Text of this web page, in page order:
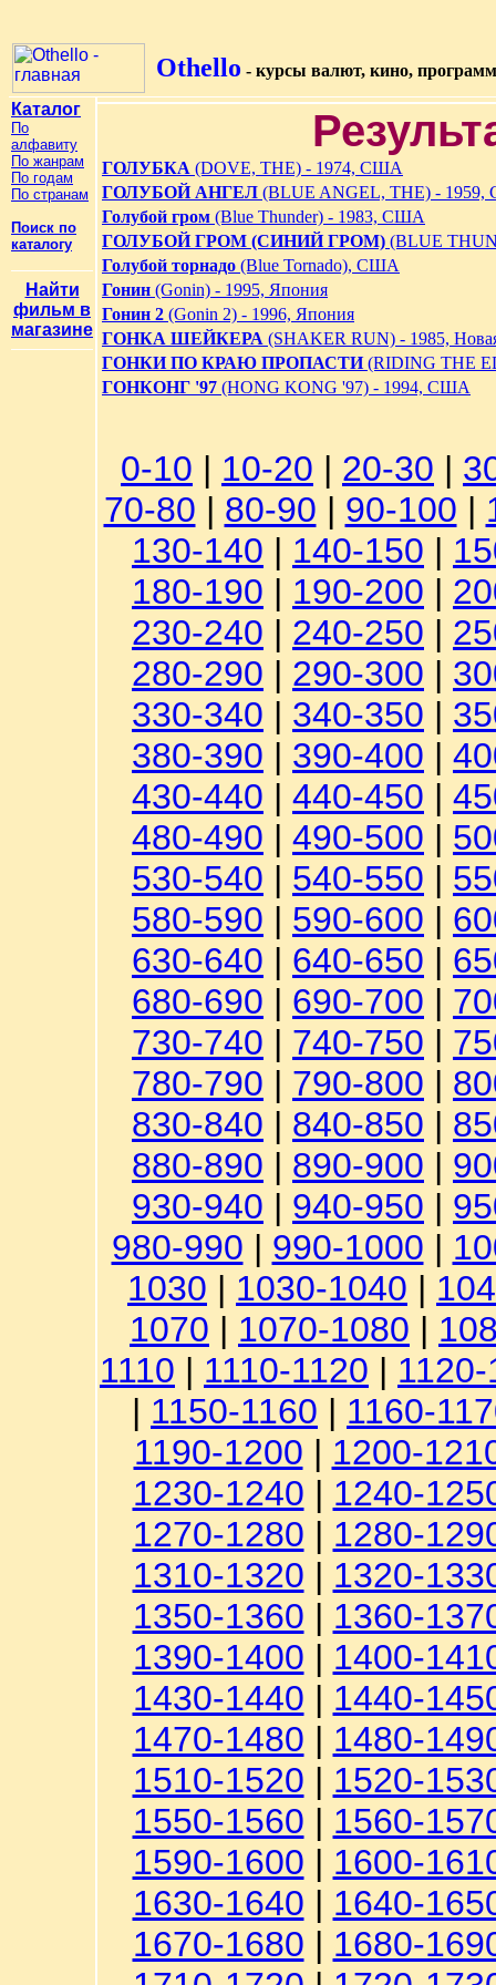
Othello - курсы валют, кино,
Каталог
По
алфавиту
По жанрам
По годам
По странам
Поиск по
каталогу
Найти
фильм в
магазине
ГОЛУБКА (DOVE, THE) - 1974, США
ГОЛУБОЙ АНГЕЛ (BLUE ANGEL, THE) -
Голубой гром (Blue Thunder) - 1983, США
ГОЛУБОЙ ГРОМ (СИНИЙ ГРОМ) (BLUE
Голубой торнадо (Blue Tornado), США
Гонин (Gonin) - 1995, Япония
Гонин 2 (Gonin 2) - 1996, Япония
ГОНКА ШЕЙКЕРА (SHAKER RUN) - 1985,
ГОНКИ ПО КРАЮ ПРОПАСТИ(RIDING THE
ГОНКОНГ '97 (HONG KONG '97) - 1994, США
0-10 | 10-20 | 20-30 |
70-80 | 80-90 | 90-100 |
130-140 | 140-150 |
180-190 | 190-200 |
230-240 | 240-250 |
280-290 | 290-300 |
330-340 | 340-350 |
380-390 | 390-400 |
430-440 | 440-450 |
480-490 | 490-500 |
530-540 | 540-550 |
580-590 | 590-600 |
630-640 | 640-650 |
680-690 | 690-700 |
730-740 | 740-750 |
780-790 | 790-800 |
830-840 | 840-850 |
880-890 | 890-900 |
930-940 | 940-950 |
980-990 | 990-1000 |
1030 | 1030-1040 |
1070 | 1070-1080 |
1110 | 1110-1120 |
| 1150-1160 | 1160-
1190-1200 | 1200-
1230-1240 | 1240-
1270-1280 | 1280-
1310-1320 | 1320-
1350-1360 | 1360-
1390-1400 | 1400-
1430-1440 | 1440-
1470-1480 | 1480-
1510-1520 | 1520-
1550-1560 | 1560-
1590-1600 | 1600-
1630-1640 | 1640-
1670-1680 | 1680-